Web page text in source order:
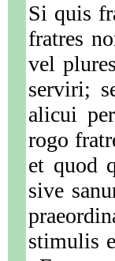
Si quis
fratres
vel
serviri;
alicui
rogo
et quod
sive
stimulis